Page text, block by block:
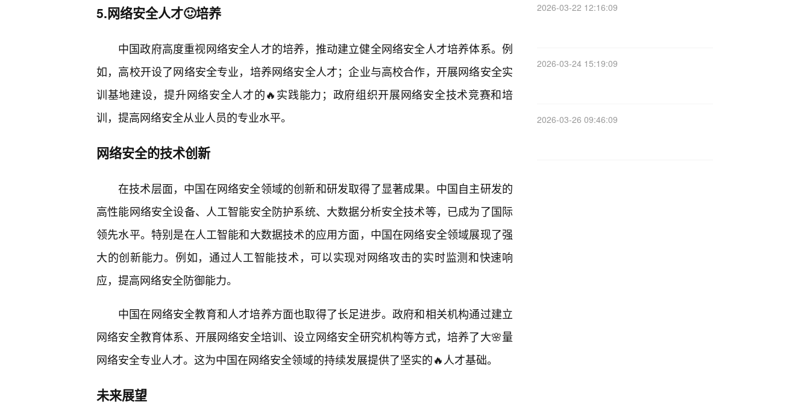
5.网络安全人才🙂培养
中国政府高度重视网络安全人才的培养，推动建立健全网络安全人才培养体系。例
如，高校开设了网络安全专业，培养网络安全人才；企业与高校合作，开展网络安全实
训基地建设，提升网络安全人才的🔥实践能力；政府组织开展网络安全技术竞赛和培
训，提高网络安全从业人员的专业水平。
网络安全的技术创新
在技术层面，中国在网络安全领域的创新和研发取得了显著成果。中国自主研发的
高性能网络安全设备、人工智能安全防护系统、大数据分析安全技术等，已成为了国际
领先水平。特别是在人工智能和大数据技术的应用方面，中国在网络安全领域展现了强
大的创新能力。例如，通过人工智能技术，可以实现对网络攻击的实时监测和快速响
应，提高网络安全防御能力。
中国在网络安全教育和人才培养方面也取得了长足进步。政府和相关机构通过建立
网络安全教育体系、开展网络安全培训、设立网络安全研究机构等方式，培养了大🌸量
网络安全专业人才。这为中国在网络安全领域的持续发展提供了坚实的🔥人才基础。
未来展望
2026-03-22 12:16:09
2026-03-24 15:19:09
2026-03-26 09:46:09